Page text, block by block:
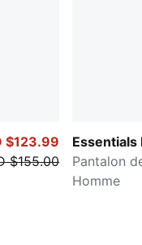
$123.99
$155.00
Essentials
Pantalon
Homme